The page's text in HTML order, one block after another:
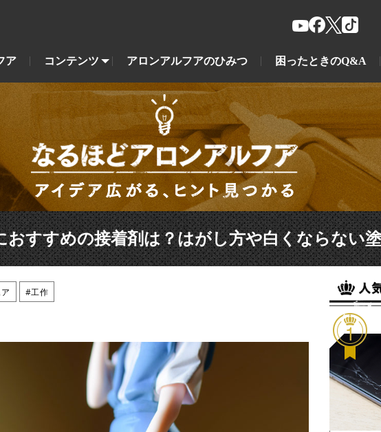
ア コンテンツ アロンアルフアのひみつ 困ったときのQ&A
おすすめの接着剤は？はがし方や白くならない
#工作